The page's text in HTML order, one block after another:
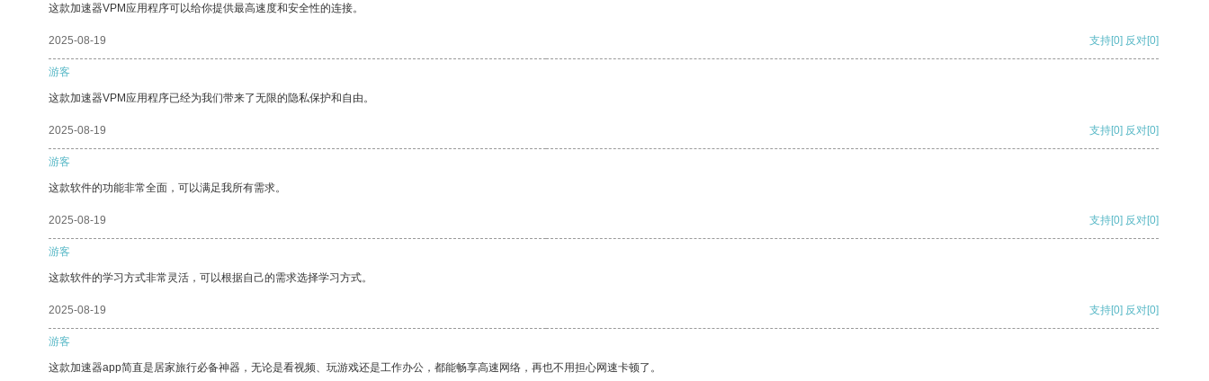
这款加速器VPM应用程序可以给你提供最高速度和安全性的连接。
2025-08-19 支持[0] 反对[0]
游客
这款加速器VPM应用程序已经为我们带来了无限的隐私保护和自由。
2025-08-19 支持[0] 反对[0]
游客
这款软件的功能非常全面，可以满足我所有需求。
2025-08-19 支持[0] 反对[0]
游客
这款软件的学习方式非常灵活，可以根据自己的需求选择学习方式。
2025-08-19 支持[0] 反对[0]
游客
这款加速器app简直是居家旅行必备神器，无论是看视频、玩游戏还是工作办公，都能畅享高速网络，再也不用担心网速卡顿了。